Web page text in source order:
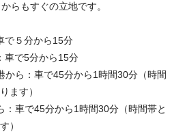
らもすぐの立地です。
で５分から15分
車で5分から15分
から：車で45分から1時間30分（時間
ます）
：車で45分から1時間30分（時間帯と
）